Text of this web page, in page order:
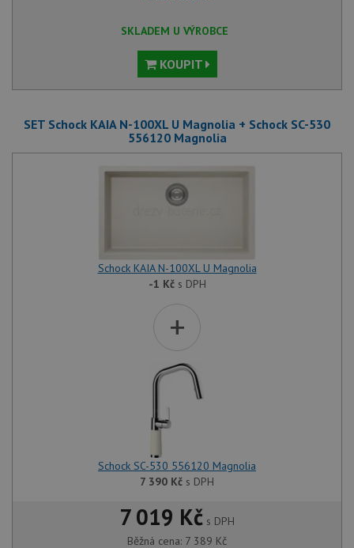
SKLADEM U VÝROBCE
KOUPIT
SET Schock KAIA N-100XL U Magnolia + Schock SC-530
556120 Magnolia
Schock KAIA N-100XL U Magnolia
-1 Kčs DPH
+
Schock SC-530 556120 Magnolia
7 390 Kč s DPH
7 019 Kč s DPH
Běžná cena: 7 389 Kč